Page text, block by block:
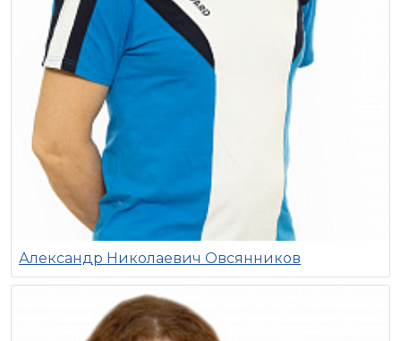
Александр Николаевич Овсянников